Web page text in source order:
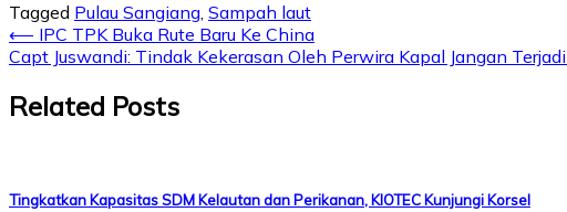
Tagged Pulau Sangiang, Sampah laut
⟵ IPC TPK Buka Rute Baru Ke China
Capt Juswandi: Tindak Kekerasan Oleh Perwira Kapal Jangan
Related Posts
Tingkatkan Kapasitas SDM Kelautan dan Perikanan, KIOTEC Kunjungi Korsel